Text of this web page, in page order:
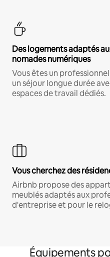
Des logements adaptés
nomades numériques
Vous êtes un
un séjour longue durée
espaces de travail dédiés.
Vous cherchez des
Airbnb propose des
meublés adaptés aux
d'entreprise et pour le
Équipements